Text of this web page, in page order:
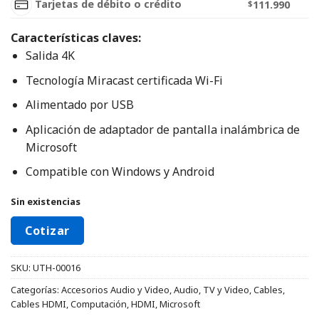
Tarjetas de débito o crédito
$111.990
Características claves:
Salida 4K
Tecnología Miracast certificada Wi-Fi
Alimentado por USB
Aplicación de adaptador de pantalla inalámbrica de
Microsoft
Compatible con Windows y Android
Sin existencias
Cotizar
SKU: UTH-00016
Categorías: Accesorios Audio y Video,Audio, TV y Video,Cables,
Cables HDMI,Computación,HDMI,Microsoft